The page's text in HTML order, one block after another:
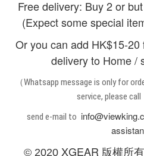
Free delivery: Buy 2 or
(Expect some special
Or you can add HK$15-
delivery to Home /
（Whatsapp message is only for
service, please
send e-mail to
© 2020 XGEAR 版權所有